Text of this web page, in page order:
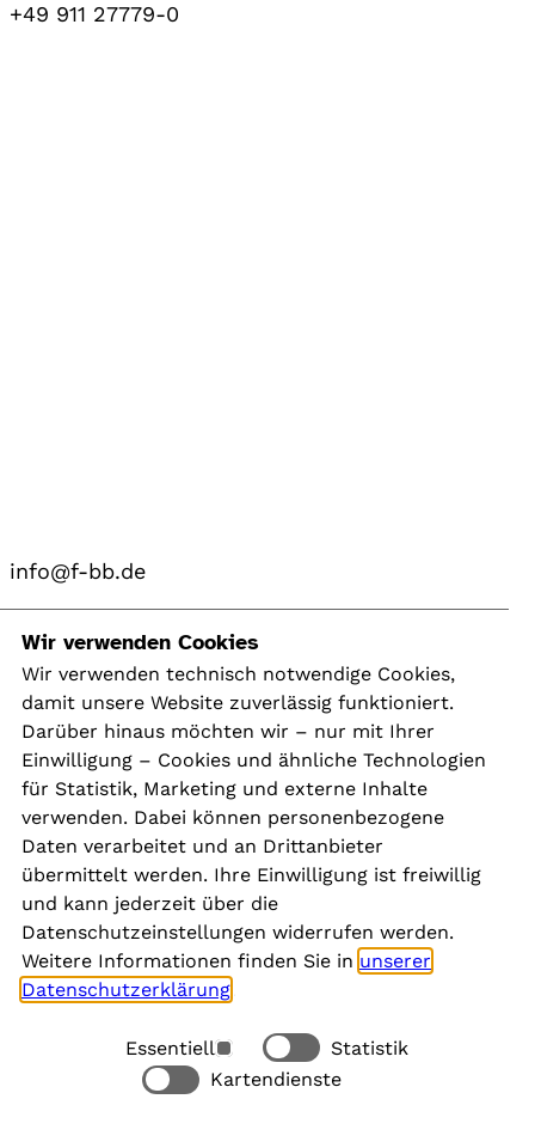
+49 911 27779-0
info@f-bb.de
Navigation
Kontakt
Presse
Aktuelles
Karriere
Newsletter
Social Media
Rechtliches
Wir verwenden Cookies
Wir verwenden technisch notwendige Cookies,
damit unsere Website zuverlässig funktioniert.
Darüber hinaus möchten wir – nur mit Ihrer
Einwilligung – Cookies und ähnliche Technologien
für Statistik, Marketing und externe Inhalte
verwenden. Dabei können personenbezogene
Daten verarbeitet und an Drittanbieter
übermittelt werden. Ihre Einwilligung ist freiwillig
und kann jederzeit über die
Datenschutzeinstellungen widerrufen werden.
Weitere Informationen finden Sie in unserer
Datenschutzerklärung
Essentiell
Statistik
Kartendienste